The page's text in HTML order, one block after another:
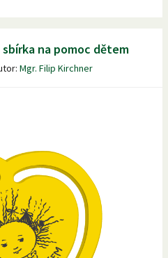
na pomoc dětem
Mgr. Filip Kirchner